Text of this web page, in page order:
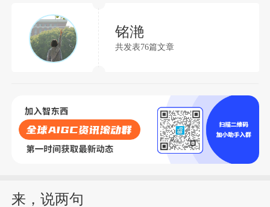
铭滟
共发表76篇文章
来，说两句